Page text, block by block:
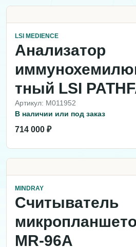
LSI MEDIENCE
Анализатор
тный LSI
Артикул: M011952
В наличии или под заказ
714 000 ₽
MINDRAY
Считыватель
MR-96A